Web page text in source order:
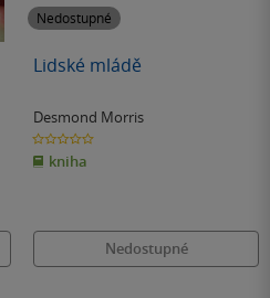
Nedostupné
Lidské mládě
Desmond Morris
0.0
z
5
hvězdiček
kniha
Nedostupné